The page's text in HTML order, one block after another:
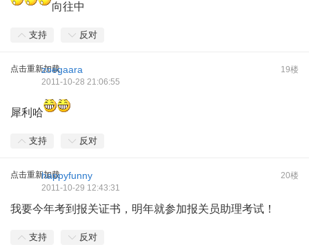
向往中
支持 反对
点击重新加载 19楼
zoegaara
2011-10-28 21:06:55
犀利哈
支持 反对
点击重新加载 20楼
happyfunny
2011-10-29 12:43:31
我要今年考到报关证书，明年就参加报关员助理考试！
支持 反对